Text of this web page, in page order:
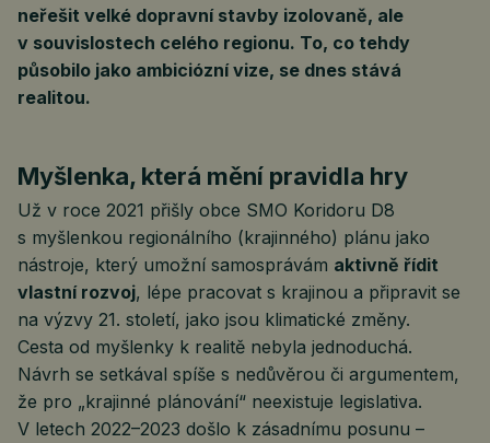
neřešit velké dopravní stavby izolovaně, ale
v souvislostech celého regionu. To, co tehdy
působilo jako ambiciózní vize, se dnes stává
realitou.
Myšlenka, která mění pravidla hry
Už v roce 2021 přišly obce SMO Koridoru D8
s myšlenkou regionálního (krajinného) plánu jako
nástroje, který umožní samosprávám aktivně řídit
vlastní rozvoj, lépe pracovat s krajinou a připravit se
na výzvy 21. století, jako jsou klimatické změny.
Cesta od myšlenky k realitě nebyla jednoduchá.
Návrh se setkával spíše s nedůvěrou či argumentem,
že pro „krajinné plánování“ neexistuje legislativa.
V letech 2022–2023 došlo k zásadnímu posunu –